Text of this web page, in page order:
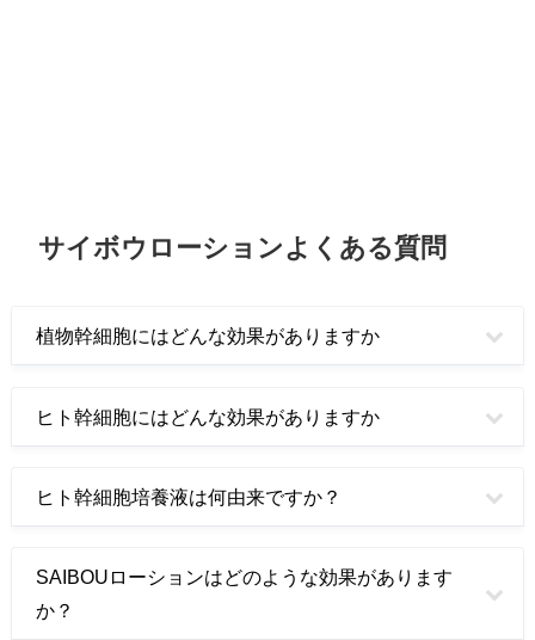
サイボウローションよくある質問
植物幹細胞にはどんな効果がありますか
ヒト幹細胞にはどんな効果がありますか
ヒト幹細胞培養液は何由来ですか？
SAIBOUローションはどのような効果があります
か？